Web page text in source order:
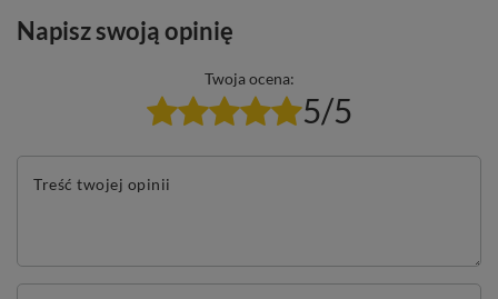
Napisz swoją opinię
Twoja ocena:
5/5
Treść twojej opinii